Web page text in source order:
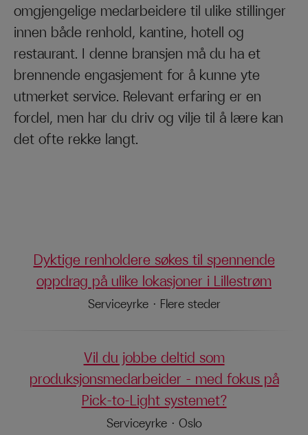
omgjengelige medarbeidere til ulike stillinger
innen både renhold, kantine, hotell og
restaurant. I denne bransjen må du ha et
brennende engasjement for å kunne yte
utmerket service. Relevant erfaring er en
fordel, men har du driv og vilje til å lære kan
det ofte rekke langt.
Dyktige renholdere søkes til spennende
oppdrag på ulike lokasjoner i Lillestrøm
Serviceyrke · Flere steder
Vil du jobbe deltid som
produksjonsmedarbeider – med fokus på
Pick-to-Light systemet?
Serviceyrke · Oslo